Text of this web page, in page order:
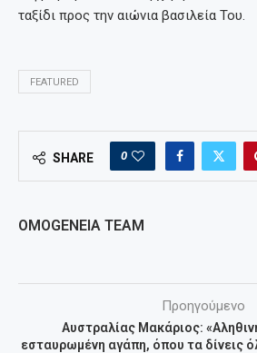
ταξίδι προς την αιώνια βασιλεία Του.
FEATURED
SHARE 0
OMOGENEIA TEAM
Προηγούμενο
Αυστραλίας Μακάριος:
εσταυρωμένη αγάπη, όπου τα δίνεις